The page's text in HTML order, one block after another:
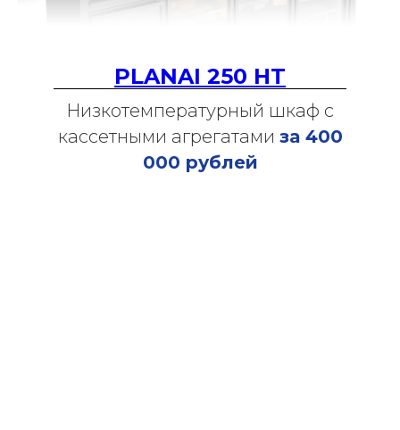
PLANAI 250 HT
Низкотемпературный шкаф с
кассетными агрегатами за 400
000 рублей